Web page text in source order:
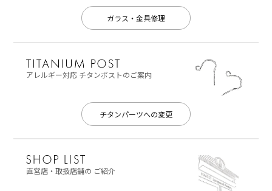
ガラス・金具修理
アレルギー対応チタンポストのご案内
チタンパーツへの変更
直営店・取扱店舗の ご紹介